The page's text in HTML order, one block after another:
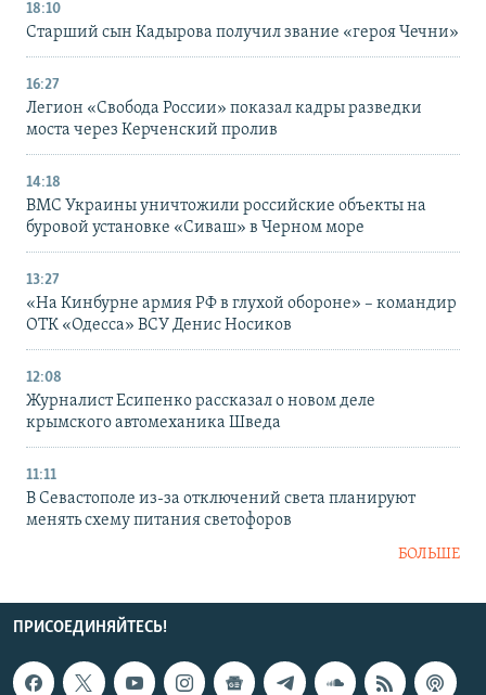
18:10
Старший сын Кадырова получил звание «героя Чечни»
16:27
Легион «Свобода России» показал кадры разведки
моста через Керченский пролив
14:18
ВМС Украины уничтожили российские объекты на
буровой установке «Сиваш» в Черном море
13:27
«На Кинбурне армия РФ в глухой обороне» – командир
ОТК «Одесса» ВСУ Денис Носиков
12:08
Журналист Есипенко рассказал о новом деле
крымского автомеханика Шведа
11:11
В Севастополе из-за отключений света планируют
менять схему питания светофоров
БОЛЬШЕ
ПРИСОЕДИНЯЙТЕСЬ!